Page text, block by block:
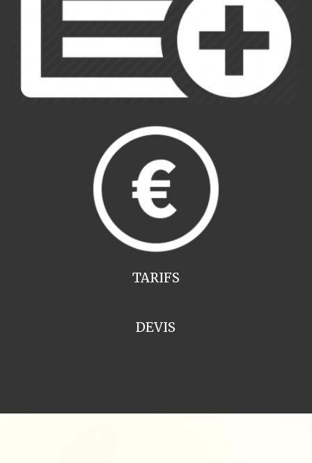
TARIFS
DEVIS